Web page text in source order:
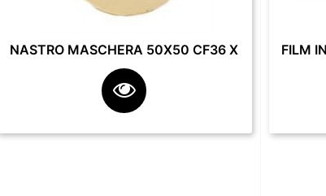
NASTRO MASCHERA 50X50 CF36 X